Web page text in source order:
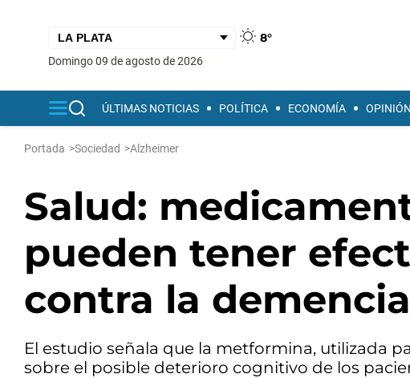
8°
domingo 09 de agosto de 2026
ÚLTIMAS NOTICIAS POLÍTICA ECONOMÍA OPINIÓN
Portada >Sociedad >Alzheimer
Salud:
pueden tener
contra la demencia
El estudio señala que la metformina, utilizada
sobre el posible deterioro cognitivo de los